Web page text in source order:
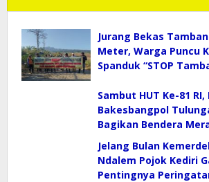
Jurang Bekas
Meter, Warga Puncu
Spanduk “STOP
Sambut HUT Ke-81 RI,
Bakesbangpol
Bagikan Bendera
Jelang Bulan
Ndalem Pojok Kediri
Pentingnya